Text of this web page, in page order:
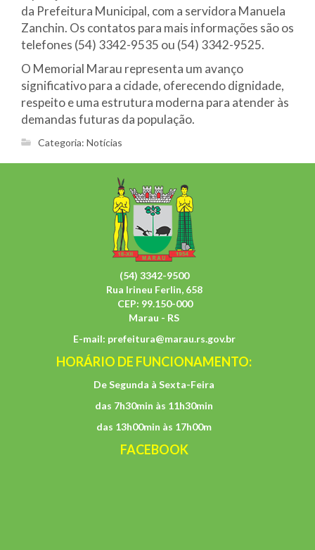
da Prefeitura Municipal, com a servidora Manuela
Zanchin. Os contatos para mais informações são os
telefones (54) 3342-9535 ou (54) 3342-9525.
O Memorial Marau representa um avanço
significativo para a cidade, oferecendo dignidade,
respeito e uma estrutura moderna para atender às
demandas futuras da população.
Categoria: Notícias
(54) 3342-9500
Rua Irineu Ferlin, 658
CEP: 99.150-000
Marau - RS
E-mail: prefeitura@marau.rs.gov.br
HORÁRIO DE FUNCIONAMENTO:
De Segunda à Sexta-Feira
das 7h30min às 11h30min
das 13h00min às 17h00m
FACEBOOK